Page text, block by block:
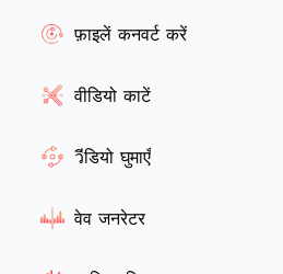
फ़ाइलें कनवर्ट करें
वीडियो काटें
วีडियो घुमाएँ
वेव जनरेटर